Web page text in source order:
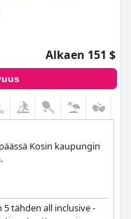
Alkaen 151 $
Kosin kaupungin
5 tähden all inclusive -